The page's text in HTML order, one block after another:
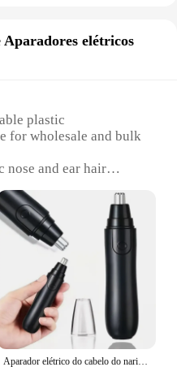
Aparadores elétricos
plastic
for wholesale and bulk
nose and ear hair
design for easy
personal grooming
engineered
with multiple
Aparador elétrico do cabelo do nariz para homens e mulheres, Shaver, Clipper, orelha, pescoço, sobrancelha, Razor Remover Kit